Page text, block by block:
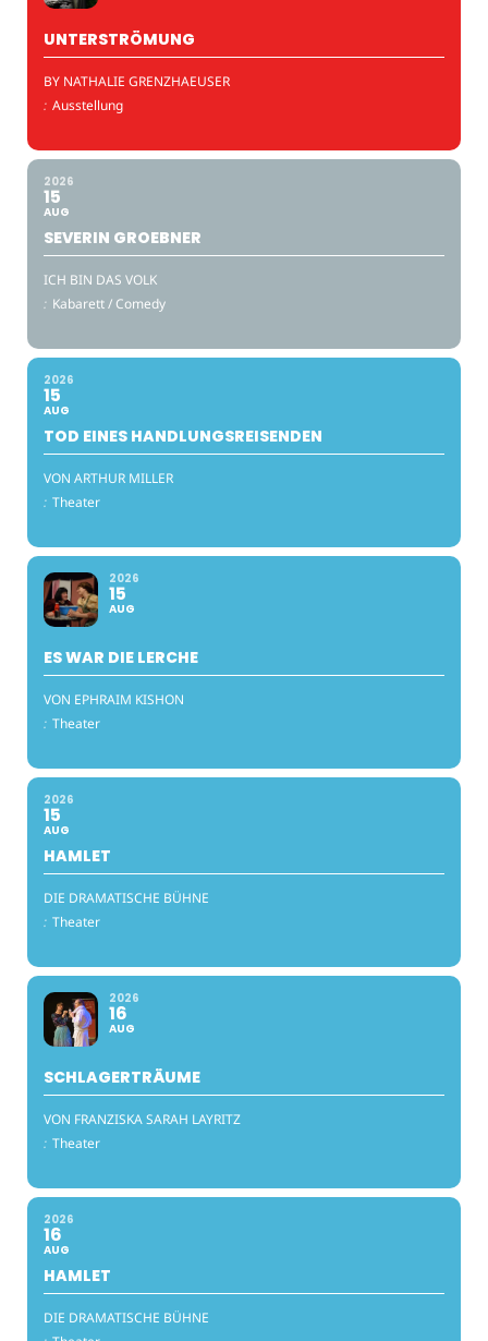
UNTERSTRÖMUNG
BY NATHALIE GRENZHAEUSER
: Ausstellung
2026
15
AUG
SEVERIN GROEBNER
ICH BIN DAS VOLK
: Kabarett / Comedy
2026
15
AUG
TOD EINES HANDLUNGSREISENDEN
VON ARTHUR MILLER
: Theater
2026
15
AUG
ES WAR DIE LERCHE
VON EPHRAIM KISHON
: Theater
2026
15
AUG
HAMLET
DIE DRAMATISCHE BÜHNE
: Theater
2026
16
AUG
SCHLAGERTRÄUME
VON FRANZISKA SARAH LAYRITZ
: Theater
2026
16
AUG
HAMLET
DIE DRAMATISCHE BÜHNE